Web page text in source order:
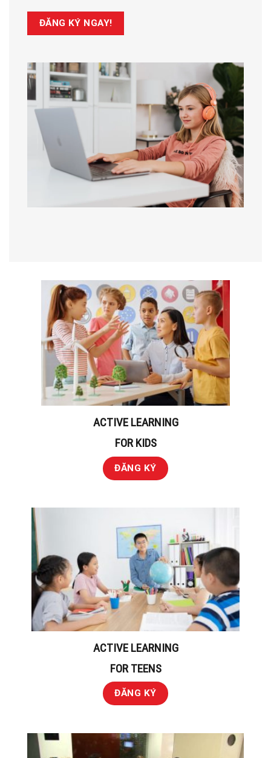
ĐĂNG KÝ NGAY!
ACTIVE LEARNING
FOR KIDS
ĐĂNG KÝ
ACTIVE LEARNING
FOR TEENS
ĐĂNG KÝ